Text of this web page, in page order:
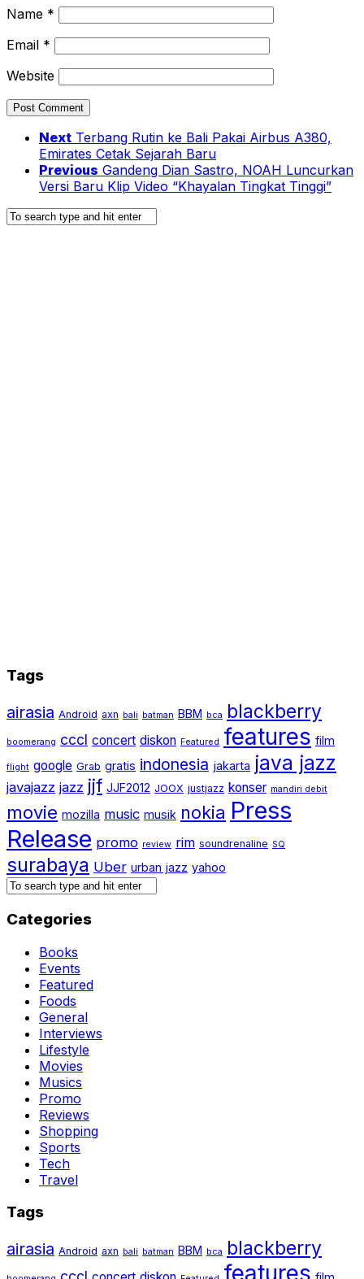
Name *
Email *
Website
Next Terbang Rutin ke Bali Pakai Airbus A380,
Emirates Cetak Sejarah Baru
Previous Gandeng Dian Sastro, NOAH Luncurkan
Versi Baru Klip Video “Khayalan Tingkat Tinggi”
Tags
airasia Android axn bali batman BBM bca blackberry
boomerang cccl concert diskon Featured features film
flight google Grab gratis indonesia jakarta java jazz
javajazz jazz jjf JJF2012 JOOX justjazz konser mandiri debit
movie mozilla music musik nokia Press
Release promo review rim soundrenaline SQ
surabaya Uber urban jazz yahoo
Categories
Books
Events
Featured
Foods
General
Interviews
Lifestyle
Movies
Musics
Promo
Reviews
Shopping
Sports
Tech
Travel
Tags
airasia Android axn bali batman BBM bca blackberry
features